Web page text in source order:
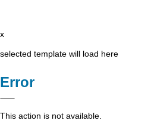
x
selected template will load here
Error
This action is not available.